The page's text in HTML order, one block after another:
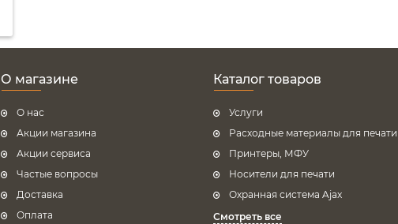
О магазине
О нас
Акции магазина
Акции сервиса
Частые вопросы
Доставка
Оплата
Каталог товаров
Услуги
Расходные материалы для печати
Принтеры, МФУ
Носители для печати
Охранная система Ajax
Смотреть все